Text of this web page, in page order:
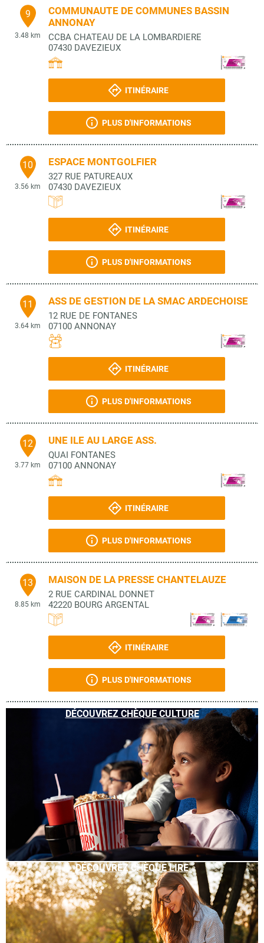
9
3.48 km
COMMUNAUTE DE COMMUNES BASSIN
ANNONAY
CCBA CHATEAU DE LA LOMBARDIERE
07430 DAVEZIEUX
ITINÉRAIRE
PLUS D'INFORMATIONS
10
3.56 km
ESPACE MONTGOLFIER
327 RUE PATUREAUX
07430 DAVEZIEUX
ITINÉRAIRE
PLUS D'INFORMATIONS
11
3.64 km
ASS DE GESTION DE LA SMAC ARDECHOISE
12 RUE DE FONTANES
07100 ANNONAY
ITINÉRAIRE
PLUS D'INFORMATIONS
12
3.77 km
UNE ILE AU LARGE ASS.
QUAI FONTANES
07100 ANNONAY
ITINÉRAIRE
PLUS D'INFORMATIONS
13
8.85 km
MAISON DE LA PRESSE CHANTELAUZE
2 RUE CARDINAL DONNET
42220 BOURG ARGENTAL
ITINÉRAIRE
PLUS D'INFORMATIONS
DÉCOUVREZ CHÈQUE CULTURE
DÉCOUVREZ CHÈQUE LIRE